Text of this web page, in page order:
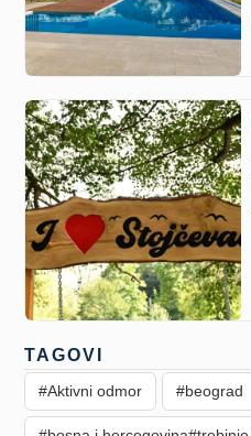
TAGOVI
#Aktivni odmor #beograd